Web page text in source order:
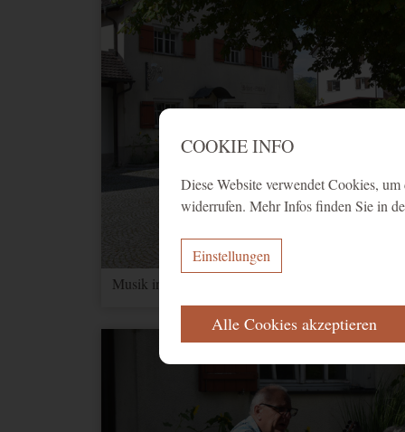
Musik in den Gärten - Basilikaplatz - 5
COOKIE INFO
Diese Website verwendet Cookies,
widerrufen. Mehr Infos finden Sie in
Einstellungen
Diese Cookies werden für eine
Name Zweck
CookieConsent
Alle Cookies akzeptieren